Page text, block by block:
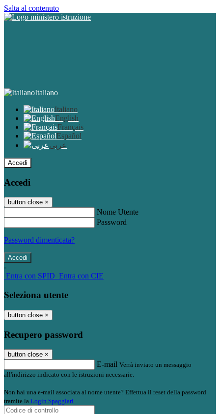
Salta al contenuto
Italiano
Italiano
English
Français
Español
عربى
Accedi
Accedi
button close ×
Nome Utente
Password
Password dimenticata?
-
Entra con SPID Entra con CIE
Seleziona utente
button close ×
Recupero password
button close ×
E-mail Verrà inviato un messaggio
all'indirizzo indicato con le istruzioni necessarie.
Non hai una e-mail associata al nome utente? Effettua il reset della password
tramite la Login Spaggiari